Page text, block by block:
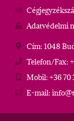
Adatvédelmi
Cím: 1048
Telefon/Fax:
Mobil: +36 70
E-mail: